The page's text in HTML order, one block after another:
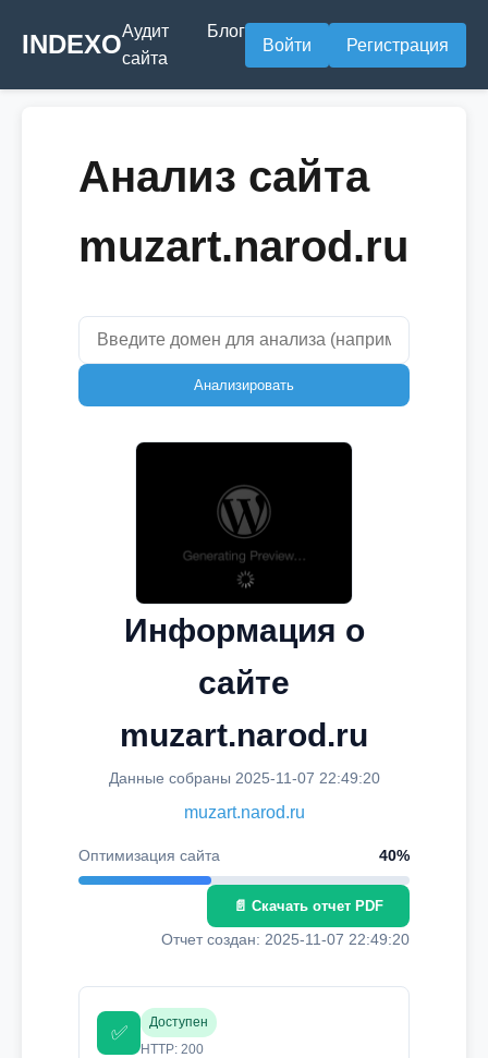
INDEXOАудит
сайта
Блог
Войти Регистрация
Анализ сайта
muzart.narod.ru
Анализировать
Информация о
сайте
muzart.narod.ru
Данные собраны 2025-11-07 22:49:20
muzart.narod.ru
Оптимизация сайта 40%
📄 Скачать отчет PDF
Отчет создан: 2025-11-07 22:49:20
✅
Доступен
HTTP: 200